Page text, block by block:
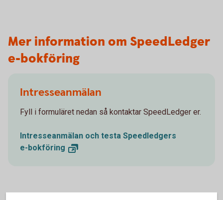
Mer information om SpeedLedger
e-bokföring
Intresseanmälan
Fyll i formuläret nedan så kontaktar SpeedLedger er.
Intresseanmälan och testa Speedledgers
e-bokföring